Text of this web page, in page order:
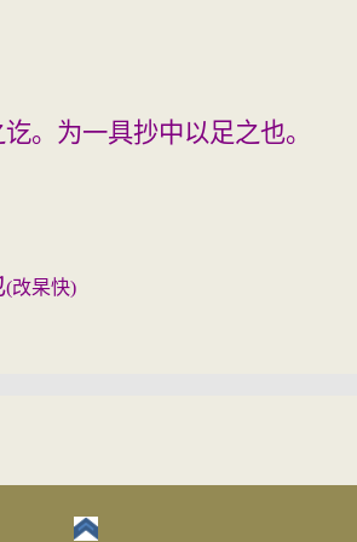
。为一具抄中以足之也。
(改杲快)